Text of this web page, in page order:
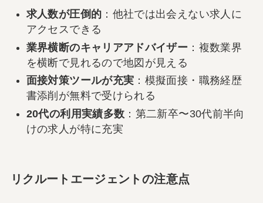
求人数が圧倒的 ：他社では出会えない求人に
アクセスできる
業界横断のキャリアアドバイザー ：複数業界
を横断で見れるので地図が見える
面接対策ツールが充実 ：模擬面接・職務経歴
書添削が無料で受けられる
20代の利用実績多数 ：第二新卒〜30代前半向
けの求人が特に充実
リクルートエージェントの注意点